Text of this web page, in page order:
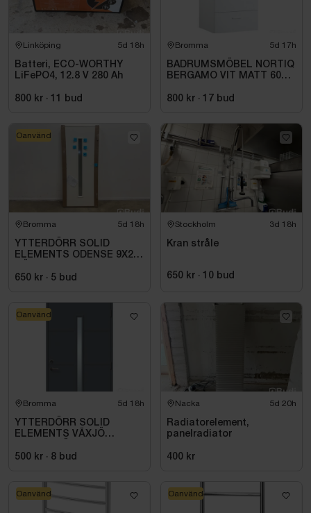
Linköping 5d 18h
Batteri, ECO-WORTHY
LiFePO4, 12.8 V 280 Ah
800 kr · 11 bud
Bromma 5d 17h
BADRUMSMÖBEL NORTIQ
BERGAMO VIT MATT 60
800 kr · 17 bud
Bromma 5d 18h
YTTERDÖRR SOLID
ELEMENTS ODENSE 9X20
650 kr · 5 bud
Oanvänd
Stockholm 3d 18h
Kran stråle
650 kr · 10 bud
Bromma 5d 18h
YTTERDÖRR SOLID
ELEMENTS VÄXJÖ
500 kr · 8 bud
Oanvänd
Nacka 5d 20h
Radiatorelement,
panelradiator
400 kr
Oanvänd Oanvänd